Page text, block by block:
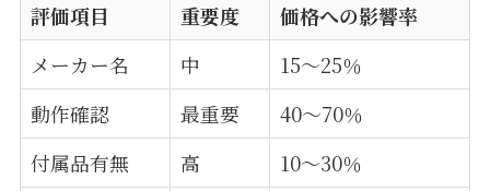
評価項目 重要度
価格への影響率
メーカー名
中
15〜25％
動作確認
最重要
40〜70％
付属品有無
高
10〜30％